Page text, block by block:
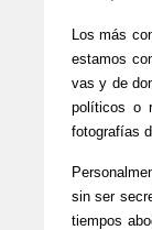
Los más
estamos
vas y de
políticos o
fotografías
sin ser
tiempos